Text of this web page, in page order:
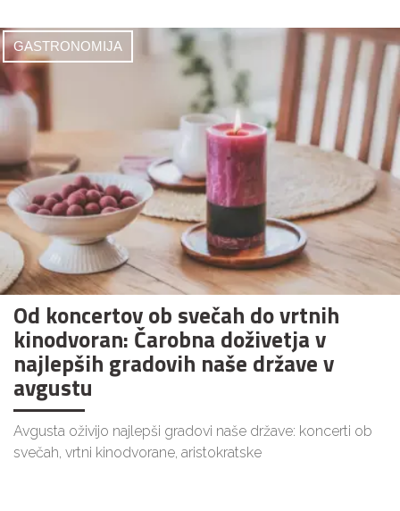
GASTRONOMIJA
Od koncertov ob svečah do vrtnih
kinodvoran: Čarobna doživetja v
najlepših gradovih naše države v
avgustu
Avgusta oživijo najlepši gradovi naše države: koncerti ob
svečah, vrtni kinodvorane, aristokratske